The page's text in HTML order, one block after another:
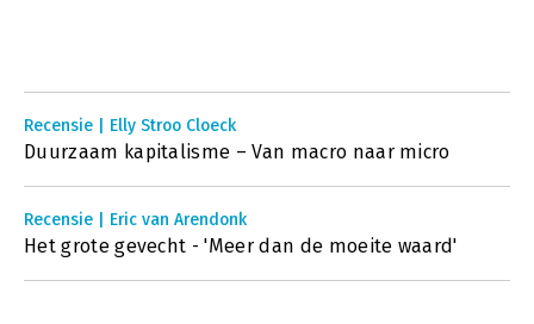
Recensie | Elly Stroo Cloeck
Duurzaam kapitalisme – Van macro naar micro
Recensie | Eric van Arendonk
Het grote gevecht - 'Meer dan de moeite waard'